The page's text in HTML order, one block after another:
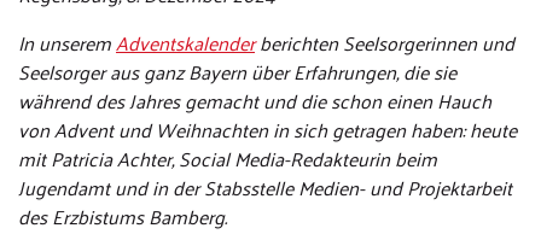
In unseremAdventskalenderberichten Seelsorgerinnen und
Seelsorger aus ganz Bayern über Erfahrungen, die sie
während des Jahres gemacht und die schon einen Hauch
von Advent und Weihnachten in sich getragen haben: heute
mit Patricia Achter, Social Media-Redakteurin beim
Jugendamt und in der Stabsstelle Medien- und Projektarbeit
des Erzbistums Bamberg.